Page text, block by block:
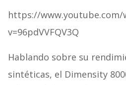
https://www.youtube.com/
v=96pdVVFQV3Q
Hablando sobre su
sintéticas, el Dimensity